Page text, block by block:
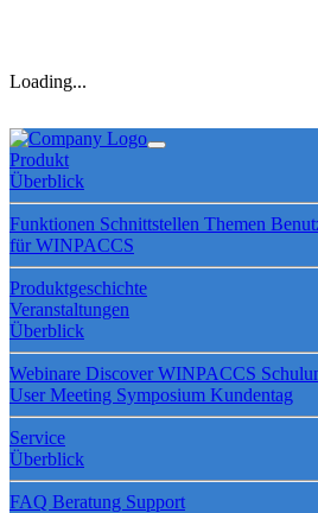
Loading...
Produkt
Überblick
Funktionen Schnittstellen Themen
für WINPACCS
Produktgeschichte
Veranstaltungen
Überblick
Webinare Discover WINPACCS
User Meeting Symposium Kundentag
Service
Überblick
FAQ Beratung Support